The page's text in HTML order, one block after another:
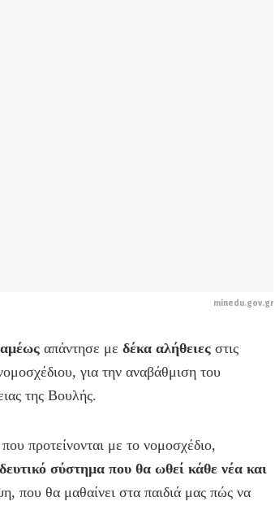
minedu.gov.gr
απάντησε με δέκα αλήθειες στις
για την αναβάθμιση του
της Βουλής.
προτείνονται με το νομοσχέδιο,
σύστημα που θα ωθεί κάθε νέα και
που θα μαθαίνει στα παιδιά μας πώς να